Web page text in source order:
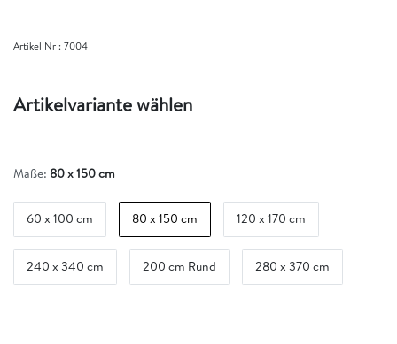
Artikel Nr :7004
Artikelvariante wählen
Maße: 80 x 150 cm
60 x 100 cm 80 x 150 cm 120 x 170 cm
240 x 340 cm 200 cm Rund 280 x 370 cm